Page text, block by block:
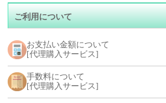
ご利用について
お支払い金額について
[代理購入サービス]
手数料について
[代理購入サービス]